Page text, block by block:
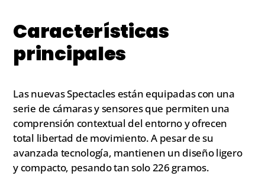
Características
principales
Las nuevas Spectacles están equipadas con una
serie de cámaras y sensores que permiten una
comprensión contextual del entorno y ofrecen
total libertad de movimiento. A pesar de su
avanzada tecnología, mantienen un diseño ligero
y compacto, pesando tan solo 226 gramos.